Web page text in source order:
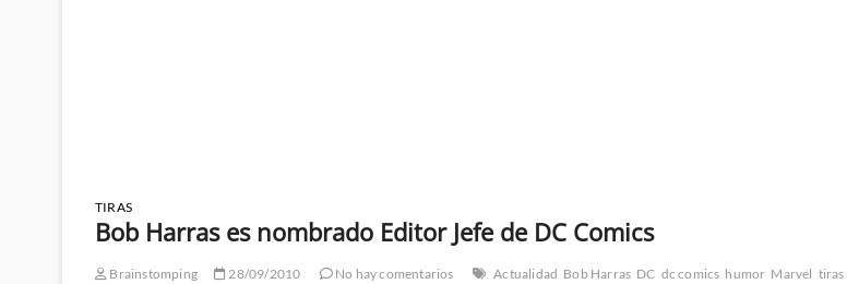
TIRAS
Bob Harras es nombrado Editor Jefe de DC Comics
Brainstomping 28/09/2010 No hay comentarios Actualidad Bob Harras DC dc comics humor Marvel tiras